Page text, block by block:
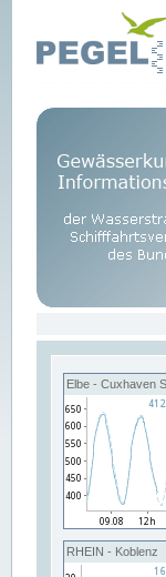
Elbe - Cuxhaven
RHEIN - Koblenz